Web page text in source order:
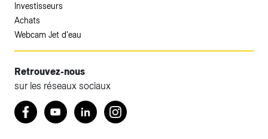
Investisseurs
Achats
Webcam Jet d'eau
Retrouvez-nous
sur les réseaux sociaux
Retrouvez nous sur Facebook
YoutubeLinkedInInstagram
Accéder à votre espace client SIG.
Votre espace client SIG n'est pas optimisé pour une